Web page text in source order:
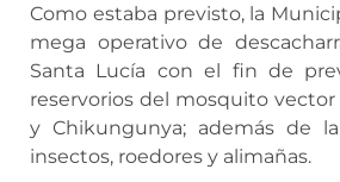
Como estaba previsto, la
mega operativo de
Santa Lucía con el fin de
reservorios del mosquito
y Chikungunya; además de
insectos, roedores y alimañas.